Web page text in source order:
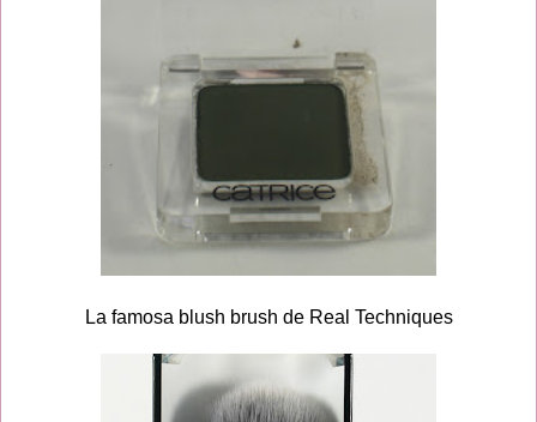
La famosa blush brush de Real Techniques